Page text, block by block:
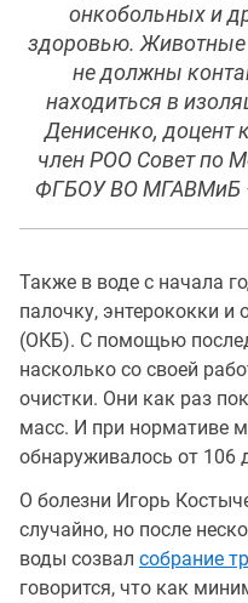
онкобольных и
здоровью. Животные
не должны
находиться в
Денисенко, доцент
член РОО Совет по
ФГБОУ ВО МГАВМиБ
Также в воде с начала
палочку, энтерококки
(ОКБ). С помощью
насколько со своей
очистки. Они как раз
масс. И при нормативе
обнаруживалось от 106
О болезни Игорь
случайно, но после
воды созвал собрание
говорится, что как